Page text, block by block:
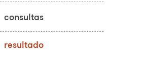
consultas
resultado